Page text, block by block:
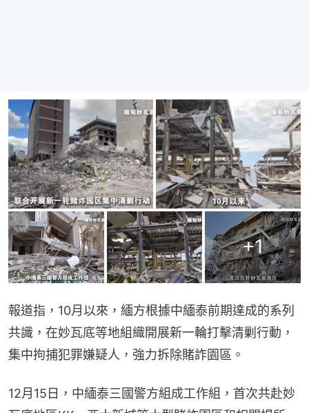
+1
報道指，10月以來，緬方根據中緬泰前期達成的系列
共識，在妙瓦底等地組織開展新一輪打擊清剿行動，
集中拘捕犯罪嫌疑人，強力拆除賭詐園區。
12月15日，中緬泰三國警方組成工作組，首次共赴妙